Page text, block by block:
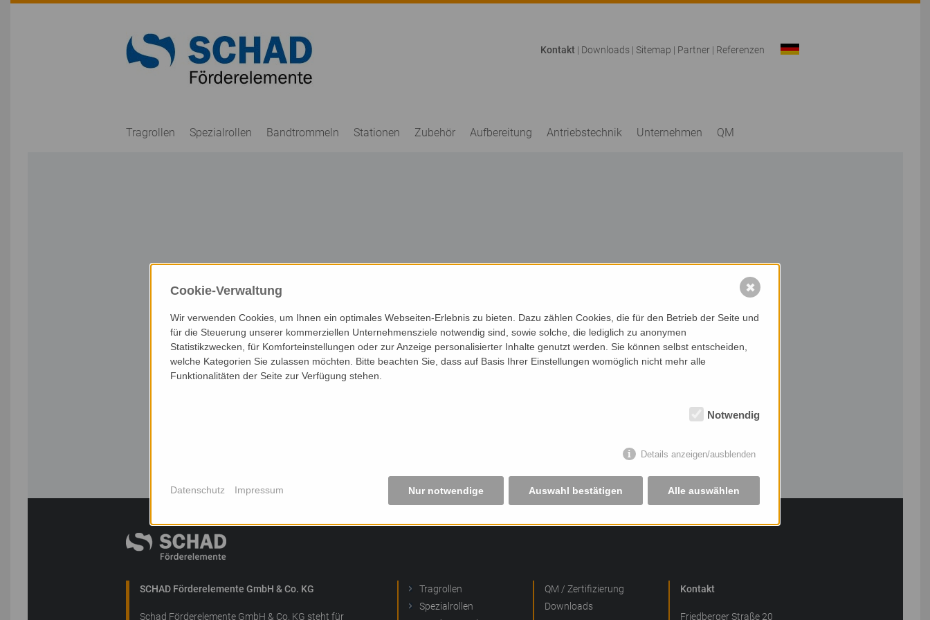
Tragrollen Spezialrollen Bandtrommeln Stationen Zubehör Aufbereitung Antriebstechnik Unternehmen QM
Kontakt | Downloads| Sitemap | Partner| Referenzen
SCHAD Förderelemente GmbH & Co. KG
Schad Förderelemente GmbH & Co. KG steht für
Tragrollen
Spezialrollen
QM / Zertifizierung
Downloads
Kontakt
Friedberger Straße 20
Cookie-Verwaltung
Wir verwenden Cookies, um Ihnen ein optimales Webseiten-Erlebnis zu bieten. Dazu zählen Cookies, die für den Betrieb der Seite und
für die Steuerung unserer kommerziellen Unternehmensziele notwendig sind, sowie solche, die lediglich zu anonymen
Statistikzwecken, für Komforteinstellungen oder zur Anzeige personalisierter Inhalte genutzt werden. Sie können selbst entscheiden,
welche Kategorien Sie zulassen möchten. Bitte beachten Sie, dass auf Basis Ihrer Einstellungen womöglich nicht mehr alle
Funktionalitäten der Seite zur Verfügung stehen.
Notwendig
Details anzeigen/ausblenden
Nur notwendige Auswahl bestätigen Alle auswählen
Datenschutz Impressum
✖